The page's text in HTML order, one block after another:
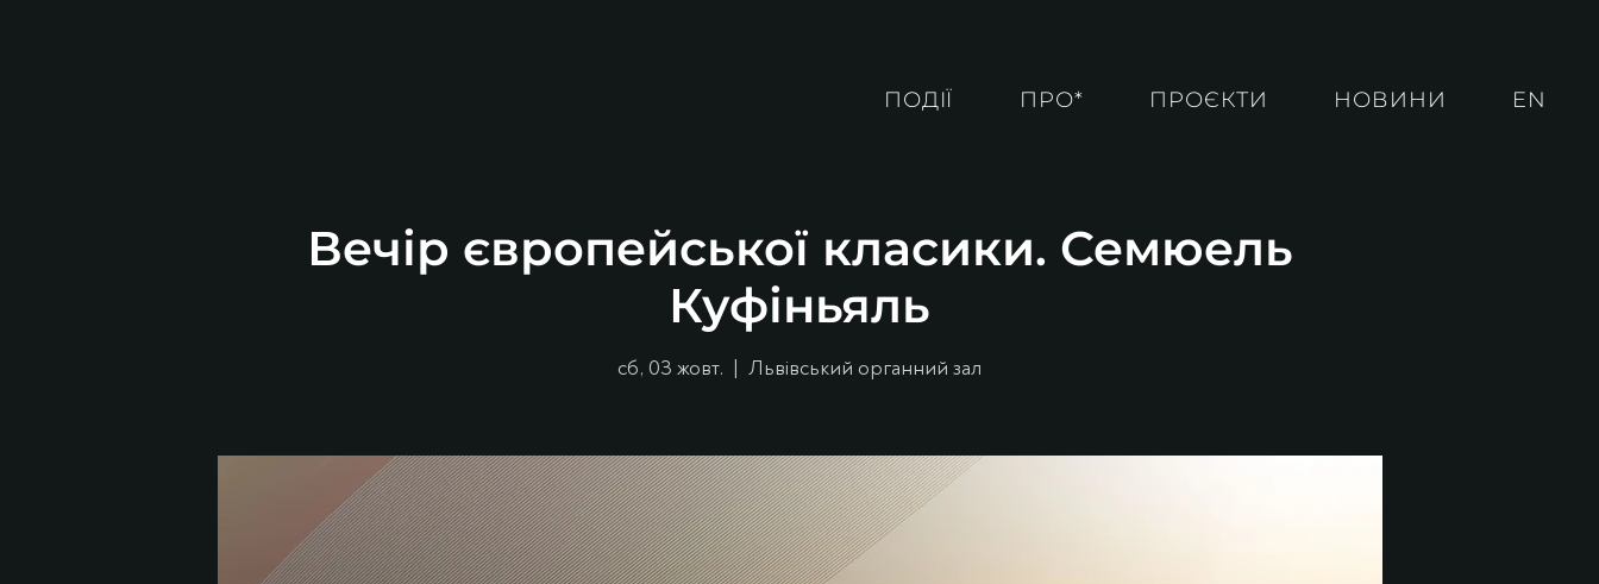
ПОДІЇ ПРО* ПРОЄКТИ НОВИНИ EN
Вечір європейської класики. Семюель
Куфіньяль
сб, 03 жовт.
  |
Львівський органний зал